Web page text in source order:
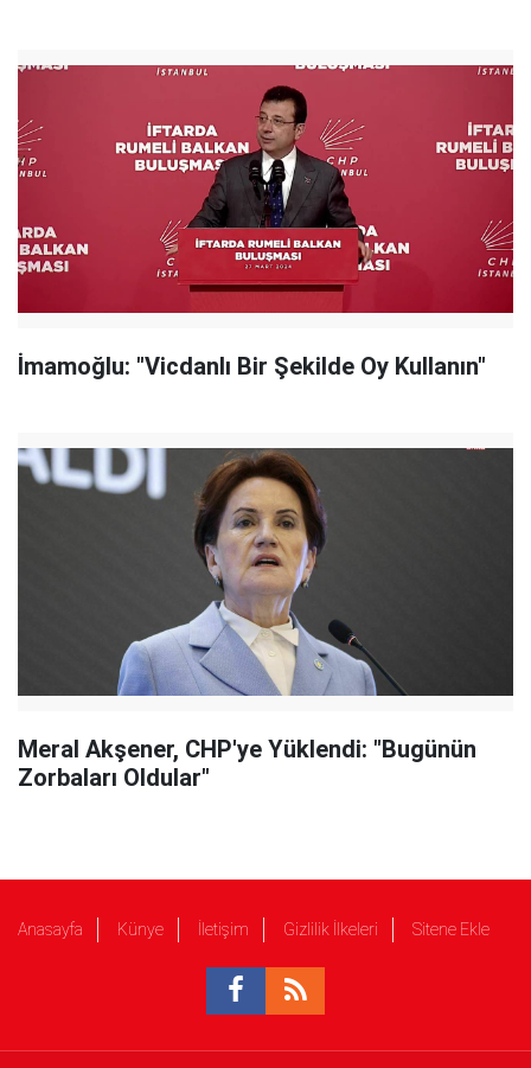
İmamoğlu: "Vicdanlı Bir Şekilde Oy Kullanın"
Meral Akşener, CHP'ye Yüklendi: "Bugünün
Zorbaları Oldular"
Anasayfa Künye İletişim Gizlilik İlkeleri Sitene Ekle